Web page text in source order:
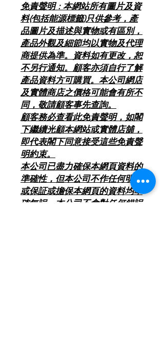
免責聲明 : 本網站所有圖片及資
料(包括能源標籤)只供參考，產
品圖片及描述與實物或有區別，
產品外觀及細節均以實物及代理
商提供為準。資料如有更改，恕
不另行通知。顧客亦須自行了解
產品資料方可購買。本公司網店
及實體商店之價格可能會有所不
同，敬請顧客事先查詢。
顧客務必查看此免責聲明，如閣
下繼續光顧本網站或實體店舖，
即代表閣下同意接受這些免責聲
明約束。
本公司已盡力確保本網頁資料的
準確性，但本公司不作任何明示
或保証或擔保本網頁的資料均準
確無誤，本公司不會對任何錯誤